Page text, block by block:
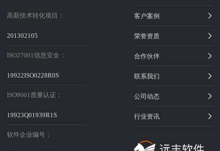
高新技术转化项目：
201302105
ISO27001信息安全：
19922ISO0228R0S
ISO9001质量认证：
19923Q01939R1S
软件企业编号：
客户案例
荣誉资质
合作伙伴
联系我们
公司动态
行业资讯